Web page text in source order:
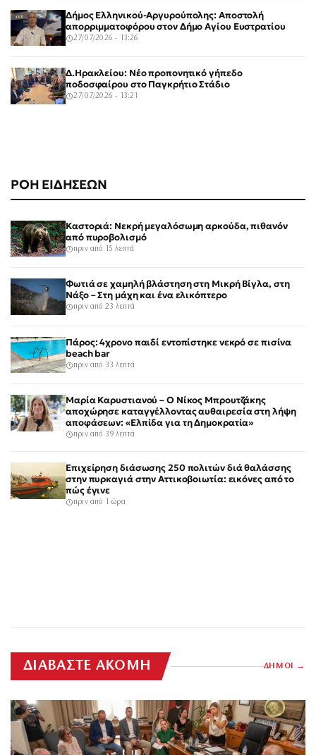
ΡΟΗ ΕΙΔΗΣΕΩΝ
Καστοριά: Νεκρή μεγαλόσωμη αρκούδα, πιθανόν
από πυροβολισμό
πριν από 15 λεπτά
Φωτιά σε χαμηλή βλάστηση στη Μικρή Βίγλα, στη
Νάξο – Στη μάχη και ένα ελικόπτερο
πριν από 23 λεπτά
Πάρος: 4χρονο παιδί εντοπίστηκε νεκρό σε πισίνα
beach bar
πριν από 33 λεπτά
Μαρία Καρυστιανού – Ο Νίκος Μπρουτζάκης
αποχώρησε καταγγέλλοντας αυθαιρεσία στη λήψη
αποφάσεων: «Ελπίδα για τη Δημοκρατία»
πριν από 39 λεπτά
Επιχείρηση διάσωσης 250 πολιτών διά θαλάσσης
στην πυρκαγιά στην Αττικοβοιωτία: εικόνες από το
πώς έγινε
πριν από 1 ώρα
Δήμος Ελληνικού-Αργυρούπολης: Αποστολή
απορριμματοφόρου στον Δήμο Αγίου Ευστρατίου
27/07/2026 - 13:26
Δ.Ηρακλείου: Νέο προπονητικό γήπεδο
ποδοσφαίρου στο Παγκρήτιο Στάδιο
27/07/2026 - 13:21
ΔΙΑΒΑΣΤΕ ΑΚΟΜΗ ΔΗΜΟΙ